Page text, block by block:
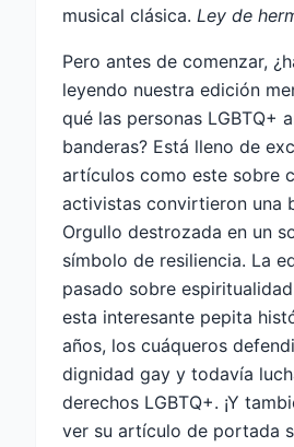
musical clásica. Ley de
Pero antes de comenzar,
leyendo nuestra edición
qué las personas LGBTQ+
banderas? Está lleno de
artículos como este sobre
activistas convirtieron una
Orgullo destrozada en un
símbolo de resiliencia. La
pasado sobre
esta interesante pepita
años, los cuáqueros
dignidad gay y todavía
derechos LGBTQ+. ¡Y
ver su artículo de portada